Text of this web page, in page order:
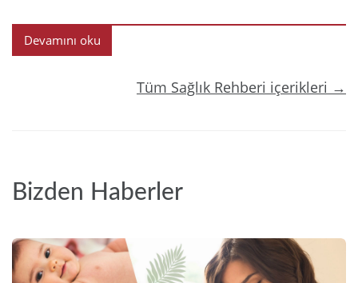
Devamını oku
Tüm Sağlık Rehberi içerikleri →
Bizden Haberler